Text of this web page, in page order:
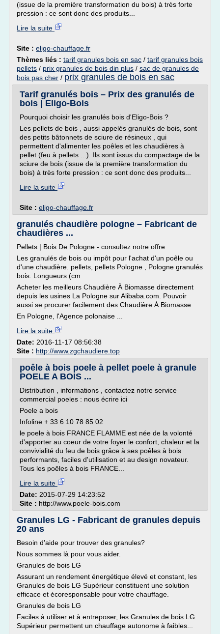
(issue de la première transformation du bois) à très forte
pression : ce sont donc des produits...
Lire la suite
Site : eligo-chauffage.fr
Thèmes liés : tarif granules bois en sac / tarif granules bois
pellets / prix granules de bois din plus / sac de granules de
bois pas cher / prix granules de bois en sac
Tarif granulés bois – Prix des granulés de
bois | Eligo-Bois
Pourquoi choisir les granulés bois d'Eligo-Bois ?
Les pellets de bois , aussi appelés granulés de bois, sont
des petits bâtonnets de sciure de résineux , qui
permettent d'alimenter les poêles et les chaudières à
pellet (feu à pellets ...). Ils sont issus du compactage de la
sciure de bois (issue de la première transformation du
bois) à très forte pression : ce sont donc des produits...
Lire la suite
Site : eligo-chauffage.fr
granulés chaudière pologne – Fabricant de
chaudières ...
Pellets | Bois De Pologne - consultez notre offre
Les granulés de bois ou impôt pour l'achat d'un poêle ou
d'une chaudière. pellets, pellets Pologne , Pologne granulés
bois. Longueurs (cm
Acheter les meilleurs Chaudière À Biomasse directement
depuis les usines La Pologne sur Alibaba.com. Pouvoir
aussi se procurer facilement des Chaudière À Biomasse
En Pologne, l'Agence polonaise ...
Lire la suite
Date: 2016-11-17 08:56:38
Site : http://www.zgchaudiere.top
poêle à bois poele à pellet poele à granule
POELE A BOIS ...
Distribution , informations , contactez notre service
commercial poeles : nous écrire ici
Poele a bois
Infoline + 33 6 10 78 85 02
le poele à bois FRANCE FLAMME est née de la volonté
d'apporter au coeur de votre foyer le confort, chaleur et la
convivialité du feu de bois grâce à ses poêles à bois
performants, faciles d'utilisation et au design novateur.
Tous les poêles à bois FRANCE...
Lire la suite
Date: 2015-07-29 14:23:52
Site : http://www.poele-bois.com
Granules LG - Fabricant de granules depuis
20 ans
Besoin d'aide pour trouver des granules?
Nous sommes là pour vous aider.
Granules de bois LG
Assurant un rendement énergétique élevé et constant, les
Granules de bois LG Supérieur constituent une solution
efficace et écoresponsable pour votre chauffage.
Granules de bois LG
Faciles à utiliser et à entreposer, les Granules de bois LG
Supérieur permettent un chauffage autonome à faibles...